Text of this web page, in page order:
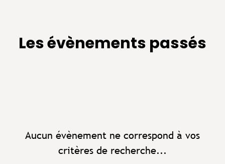
Les évènements passés
Aucun évènement ne correspond à vos
critères de recherche...